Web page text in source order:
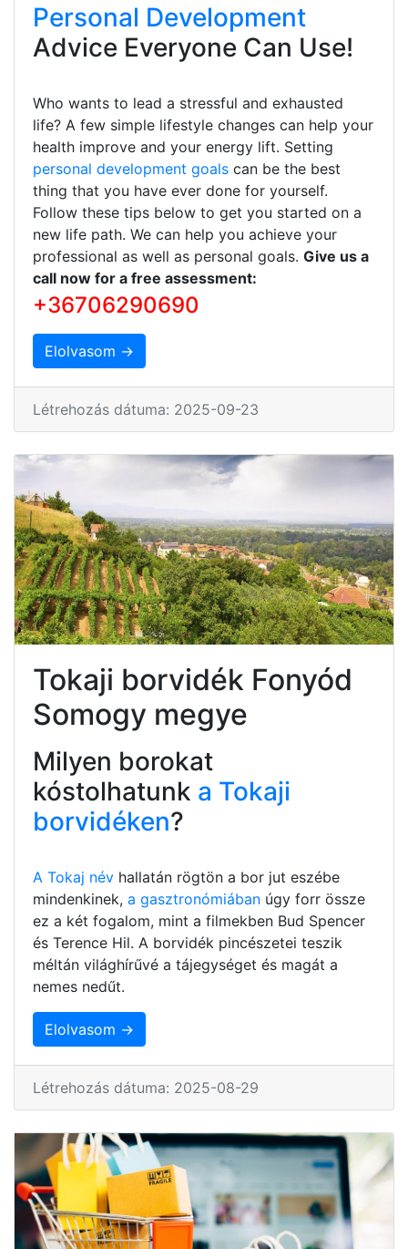
Personal Development
Advice Everyone Can Use!
Who wants to lead a stressful and exhausted
life? A few simple lifestyle changes can help your
health improve and your energy lift. Setting
personal development goals can be the best
thing that you have ever done for yourself.
Follow these tips below to get you started on a
new life path. We can help you achieve your
professional as well as personal goals. Give us a
call now for a free assessment:
+36706290690
Elolvasom →
Létrehozás dátuma: 2025-09-23
Tokaji borvidék Fonyód
Somogy megye
Milyen borokat
kóstolhatunk a Tokaji
borvidéken?
A Tokaj név hallatán rögtön a bor jut eszébe
mindenkinek, a gasztronómiában úgy forr össze
ez a két fogalom, mint a filmekben Bud Spencer
és Terence Hil. A borvidék pincészetei teszik
méltán világhírűvé a tájegységet és magát a
nemes nedűt.
Elolvasom →
Létrehozás dátuma: 2025-08-29